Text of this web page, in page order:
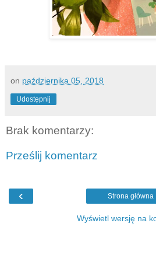
on października 05, 2018
Udostępnij
Brak komentarzy:
Prześlij komentarz
‹ Strona główna
Wyświetl wersję na